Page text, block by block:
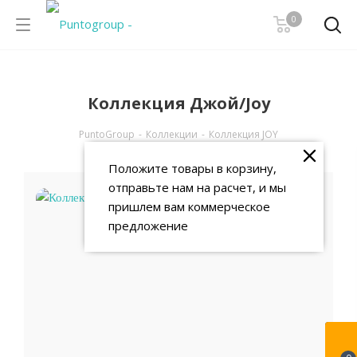
0
Коллекция Джой/Joy
PuntoGroup - Коллекции - Коллекция JOY
Положите товары в корзину,
отправьте нам на расчет, и мы
пришлем вам коммерческое
предложение